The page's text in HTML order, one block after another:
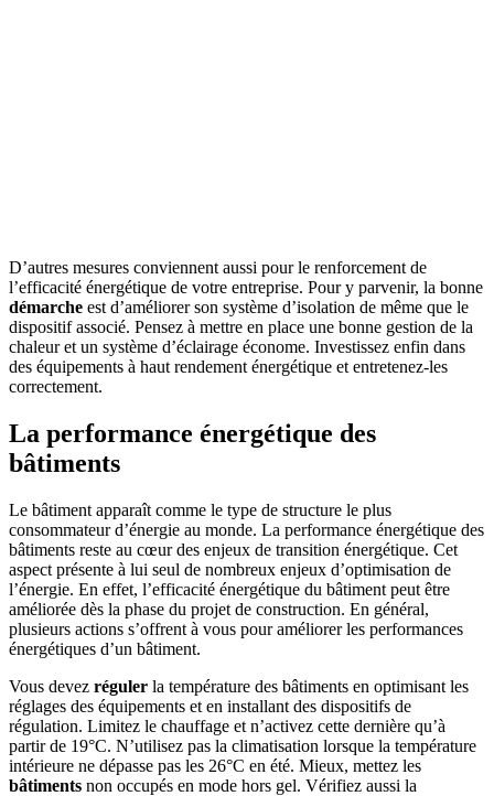
D’autres mesures conviennent aussi pour le renforcement de
l’efficacité énergétique de votre entreprise. Pour y parvenir, la bonne
démarche est d’améliorer son système d’isolation de même que le
dispositif associé. Pensez à mettre en place une bonne gestion de la
chaleur et un système d’éclairage économe. Investissez enfin dans
des équipements à haut rendement énergétique et entretenez-les
correctement.
La performance énergétique des
bâtiments
Le bâtiment apparaît comme le type de structure le plus
consommateur d’énergie au monde. La performance énergétique des
bâtiments reste au cœur des enjeux de transition énergétique. Cet
aspect présente à lui seul de nombreux enjeux d’optimisation de
l’énergie. En effet, l’efficacité énergétique du bâtiment peut être
améliorée dès la phase du projet de construction. En général,
plusieurs actions s’offrent à vous pour améliorer les performances
énergétiques d’un bâtiment.
Vous devez réguler la température des bâtiments en optimisant les
réglages des équipements et en installant des dispositifs de
régulation. Limitez le chauffage et n’activez cette dernière qu’à
partir de 19°C. N’utilisez pas la climatisation lorsque la température
intérieure ne dépasse pas les 26°C en été. Mieux, mettez les
bâtiments non occupés en mode hors gel. Vérifiez aussi la